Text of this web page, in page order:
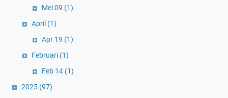
Mei 09 (1)
April (1)
Apr 19 (1)
Februari (1)
Feb 14 (1)
2025 (97)